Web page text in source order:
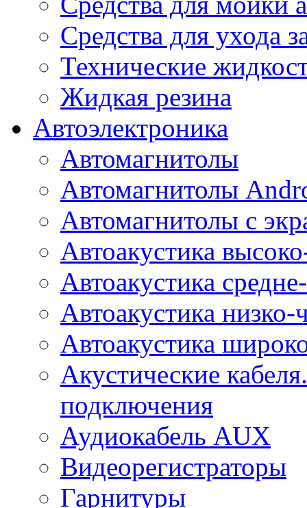
Средства для ухода
Технические
Жидкая резина
Автоэлектроника
Автомагнитолы
Автомагнитолы
Автомагнитолы с
Автоакустика
Автоакустика
Автоакустика низко-
Автоакустика
Акустические
подключения
Аудиокабель AUX
Видеорегистраторы
Гарнитуры